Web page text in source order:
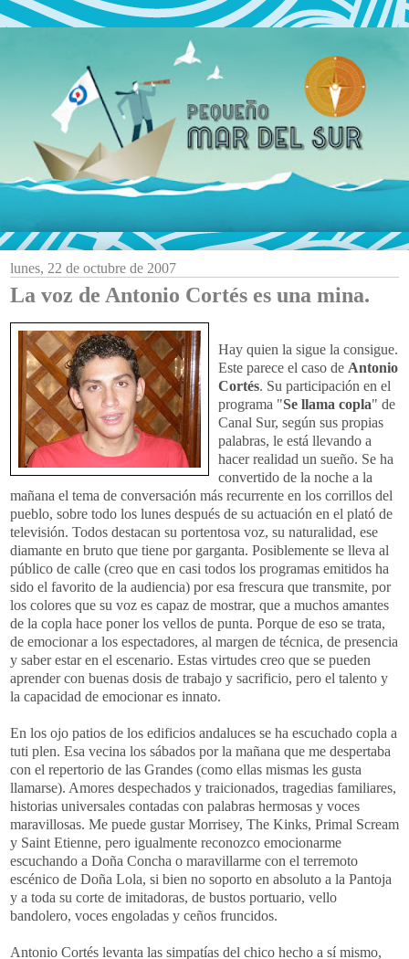
lunes, 22 de octubre de 2007
La voz de Antonio Cortés es una mina.
Hay quien la sigue la consigue.
Este parece el caso de Antonio
Cortés. Su participación en el
programa "Se llama copla" de
Canal Sur, según sus propias
palabras, le está llevando a
hacer realidad un sueño. Se ha
convertido de la noche a la
mañana el tema de conversación más recurrente en los corrillos del
pueblo, sobre todo los lunes después de su actuación en el plató de
televisión. Todos destacan su portentosa voz, su naturalidad, ese
diamante en bruto que tiene por garganta. Posiblemente se lleva al
público de calle (creo que en casi todos los programas emitidos ha
sido el favorito de la audiencia) por esa frescura que transmite, por
los colores que su voz es capaz de mostrar, que a muchos amantes
de la copla hace poner los vellos de punta. Porque de eso se trata,
de emocionar a los espectadores, al margen de técnica, de presencia
y saber estar en el escenario. Estas virtudes creo que se pueden
aprender con buenas dosis de trabajo y sacrificio, pero el talento y
la capacidad de emocionar es innato.
En los ojo patios de los edificios andaluces se ha escuchado copla a
tuti plen. Esa vecina los sábados por la mañana que me despertaba
con el repertorio de las Grandes (como ellas mismas les gusta
llamarse). Amores despechados y traicionados, tragedias familiares,
historias universales contadas con palabras hermosas y voces
maravillosas. Me puede gustar Morrisey, The Kinks, Primal Scream
y Saint Etienne, pero igualmente reconozco emocionarme
escuchando a Doña Concha o maravillarme con el terremoto
escénico de Doña Lola, si bien no soporto en absoluto a la Pantoja
y a toda su corte de imitadoras, de bustos portuario, vello
bandolero, voces engoladas y ceños fruncidos.
Antonio Cortés levanta las simpatías del chico hecho a sí mismo,